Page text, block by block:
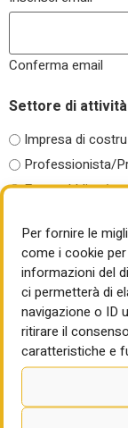
Per fornire le
come i cookie
informazioni del
ci permetterà di
navigazione o ID
ritirare il
caratteristiche e
Conferma email
Settore di attività
Impresa di
Professionista/
Ente pubblico/
Stampa e
Produttore di
Altro
Newsletter
Iscrivimi alla
aggiornamenti sul
Autorizzo
su attività, servizi